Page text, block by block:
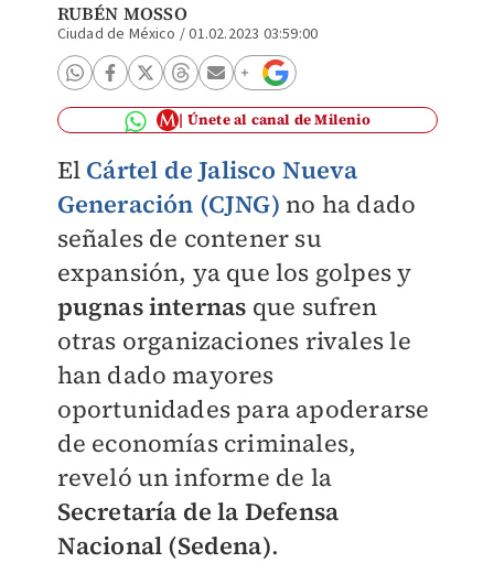
RUBÉN MOSSO
Ciudad de México /01.02.2023 03:59:00
Únete al canal de Milenio
El Cártel de Jalisco Nueva
Generación (CJNG) no ha dado
señales de contener su
expansión, ya que los golpes y
pugnas internas que sufren
otras organizaciones rivales le
han dado mayores
oportunidades para apoderarse
de economías criminales,
reveló un informe de la
Secretaría de la Defensa
Nacional (Sedena).